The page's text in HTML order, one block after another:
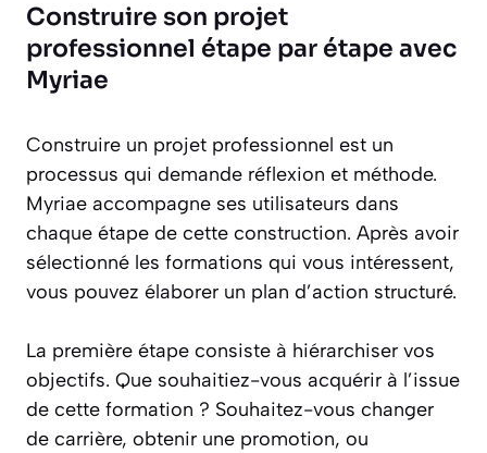
Construire son projet
professionnel étape par étape avec
Myriae
Construire un projet professionnel est un
processus qui demande réflexion et méthode.
Myriae accompagne ses utilisateurs dans
chaque étape de cette construction. Après avoir
sélectionné les formations qui vous intéressent,
vous pouvez élaborer un plan d’action structuré.
La première étape consiste à hiérarchiser vos
objectifs. Que souhaitiez-vous acquérir à l’issue
de cette formation ? Souhaitez-vous changer
de carrière, obtenir une promotion, ou